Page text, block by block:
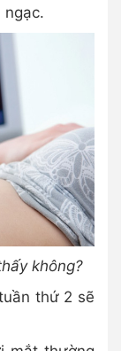
ngạc.
không?
thứ 2 sẽ